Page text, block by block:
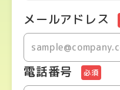
メールアドレス
電話番号 必須